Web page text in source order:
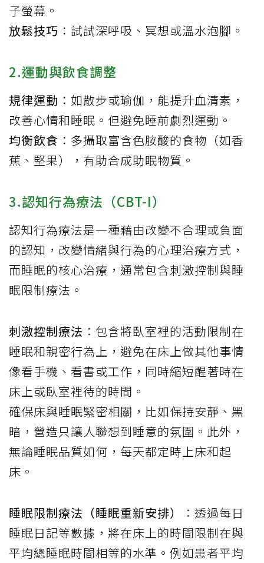
子螢幕。
放鬆技巧 ：試試深呼吸、冥想或溫水泡腳。
2.運動與飲食調整
規律運動 ：如散步或瑜伽，能提升血清素，
改善心情和睡眠。但避免睡前劇烈運動。
均衡飲食 ：多攝取富含色胺酸的食物（如香
蕉、堅果），有助合成助眠物質。
3.認知行為療法（CBT-I）
認知行為療法是一種藉由改變不合理或負面
的認知，改變情緒與行為的心理治療方式，
而睡眠的核心治療，通常包含刺激控制與睡
眠限制療法。
刺激控制療法 ：包含將臥室裡的活動限制在
睡眠和親密行為上，避免在床上做其他事情
像看手機、看書或工作，同時縮短醒著時在
床上或臥室裡待的時間。
確保床與睡眠緊密相關，比如保持安靜、黑
暗，營造只讓人聯想到睡意的氛圍。此外，
無論睡眠品質如何，每天都定時上床和起
床。
睡眠限制療法（睡眠重新安排）
：透過每日
睡眠日記等數據，將在床上的時間限制在與
平均總睡眠時間相等的水準。例如患者平均